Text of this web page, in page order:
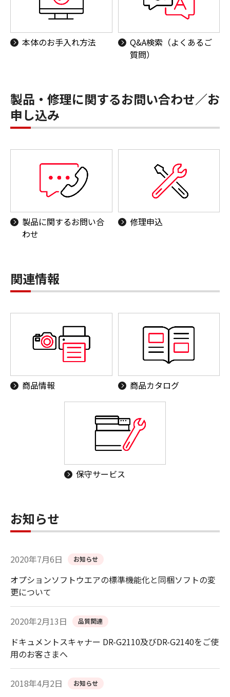
本体のお手入れ方法
Q&A検索（よくあるご
質問）
製品・修理に関するお問い合わせ／お
申し込み
製品に関するお問い合
わせ
修理申込
関連情報
商品情報 商品カタログ
保守サービス
お知らせ
2020年7月6日 お知らせ
オプションソフトウエアの標準機能化と同梱ソフトの変
更について
2020年2月13日 品質関連
ドキュメントスキャナー DR-G2110及びDR-G2140をご使
用のお客さまへ
2018年4月2日 お知らせ